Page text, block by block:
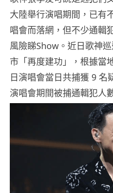
大陸舉行演唱期間，已有
唱會而落網，但不少通輯
風險睇Show。近日歌神
市「再度建功」，根據當
日演唱會當日共捕獲 9 名
演唱會期間被捕通輯犯人